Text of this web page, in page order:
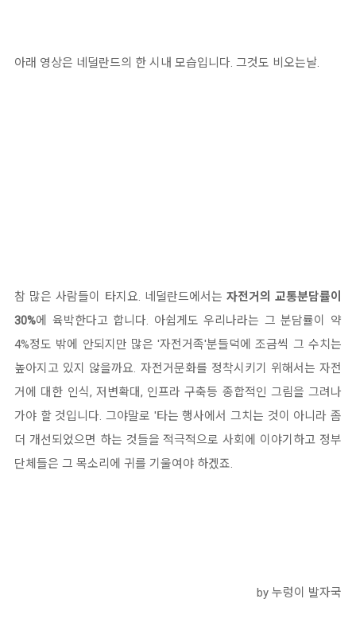
아래 영상은 네덜란드의 한 시내 모습입니다. 그것도 비오는날.
참 많은 사람들이 타지요. 네덜란드에서는 자전거의 교통분담률이
30%에 육박한다고 합니다. 아쉽게도 우리나라는 그 분담률이 약
4%정도 밖에 안되지만 많은 '자전거족'분들덕에 조금씩 그 수치는
높아지고 있지 않을까요. 자전거문화를 정착시키기 위해서는 자전
거에 대한 인식, 저변확대, 인프라 구축등 종합적인 그림을 그려나
가야 할 것입니다. 그야말로 '타는 행사에서 그치는 것이 아니라 좀
더 개선되었으면 하는 것들을 적극적으로 사회에 이야기하고 정부
단체들은 그 목소리에 귀를 기울여야 하겠죠.
by 누렁이 발자국